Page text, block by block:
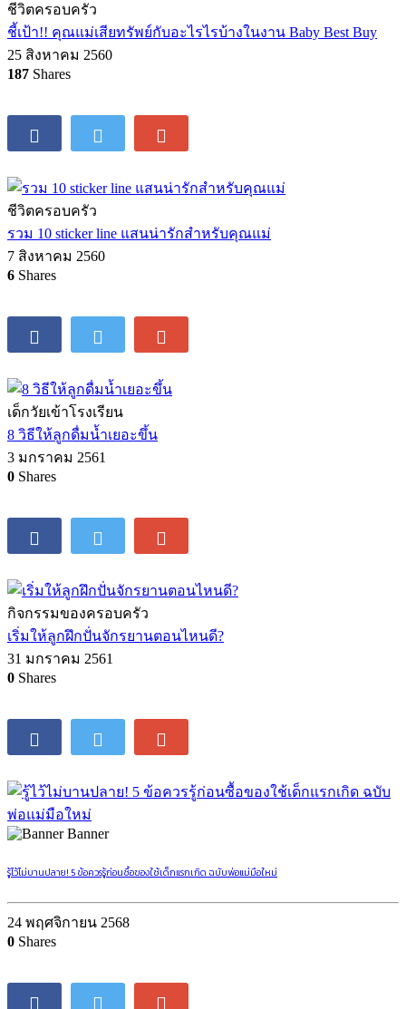
ชีวิตครอบครัว
ชี้เป้า!! คุณแม่เสียทรัพย์กับอะไรไรบ้างในงาน Baby Best Buy
25 สิงหาคม 2560
187 Shares
ชีวิตครอบครัว
รวม 10 sticker line แสนน่ารักสำหรับคุณแม่
7 สิงหาคม 2560
6 Shares
เด็กวัยเข้าโรงเรียน
8 วิธีให้ลูกดื่มน้ำเยอะขึ้น
3 มกราคม 2561
0 Shares
กิจกรรมของครอบครัว
เริ่มให้ลูกฝึกปั่นจักรยานตอนไหนดี?
31 มกราคม 2561
0 Shares
Banner
รู้ไว้ไม่บานปลาย! 5 ข้อควรรู้ก่อนซื้อของใช้เด็กแรกเกิด ฉบับพ่อแม่มือใหม่
24 พฤศจิกายน 2568
0 Shares